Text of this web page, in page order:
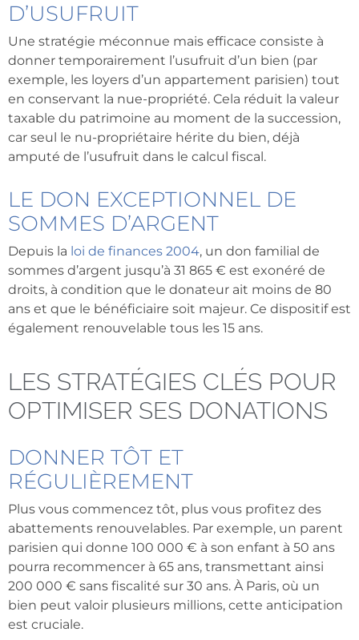
D’USUFRUIT
Une stratégie méconnue mais efficace consiste à
donner temporairement l’usufruit d’un bien (par
exemple, les loyers d’un appartement parisien) tout
en conservant la nue-propriété. Cela réduit la valeur
taxable du patrimoine au moment de la succession,
car seul le nu-propriétaire hérite du bien, déjà
amputé de l’usufruit dans le calcul fiscal.
LE DON EXCEPTIONNEL DE
SOMMES D’ARGENT
Depuis la loi de finances 2004, un don familial de
sommes d’argent jusqu’à 31 865 € est exonéré de
droits, à condition que le donateur ait moins de 80
ans et que le bénéficiaire soit majeur. Ce dispositif est
également renouvelable tous les 15 ans.
LES STRATÉGIES CLÉS POUR
OPTIMISER SES DONATIONS
DONNER TÔT ET
RÉGULIÈREMENT
Plus vous commencez tôt, plus vous profitez des
abattements renouvelables. Par exemple, un parent
parisien qui donne 100 000 € à son enfant à 50 ans
pourra recommencer à 65 ans, transmettant ainsi
200 000 € sans fiscalité sur 30 ans. À Paris, où un
bien peut valoir plusieurs millions, cette anticipation
est cruciale.